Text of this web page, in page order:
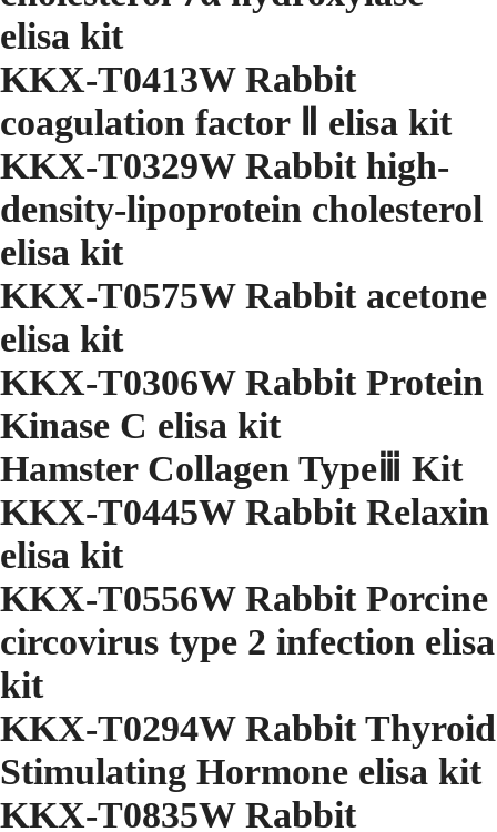
elisa kit
KKX-T0413W Rabbit
coagulation factor Ⅱ elisa kit
KKX-T0329W Rabbit high-
density-lipoprotein cholesterol
elisa kit
KKX-T0575W Rabbit acetone
elisa kit
KKX-T0306W Rabbit Protein
Kinase C elisa kit
Hamster Collagen Typeⅲ Kit
KKX-T0445W Rabbit Relaxin
elisa kit
KKX-T0556W Rabbit Porcine
circovirus type 2 infection elisa
kit
KKX-T0294W Rabbit Thyroid
Stimulating Hormone elisa kit
KKX-T0835W Rabbit